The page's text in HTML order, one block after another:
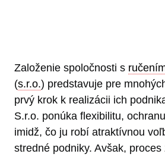
Založenie spoločnosti s
(s.r.o.) predstavuje pre
prvý krok k realizácii ich
S.r.o. ponúka flexibilitu,
imidž, čo ju robí atraktívnou
stredné podniky. Avšak, proces